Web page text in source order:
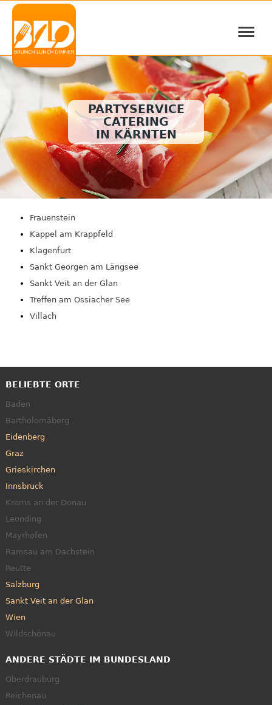
≡
PARTYSERVICE
CATERING
IN KÄRNTEN
Frauenstein
Kappel am Krappfeld
Klagenfurt
Sankt Georgen am Längsee
Sankt Veit an der Glan
Treffen am Ossiacher See
Villach
BELIEBTE ORTE
Baden
Bartholomäberg
Eidenberg
Graz
Grieskirchen
Innsbruck
Krems an der Donau
Leonding
Mayrhofen
Ramsau am Dachstein
Reutte
Salzburg
Sankt Veit an der Glan
Wien
Wildschönau
ANDERE STÄDTE IM BUNDESLAND
Oberdrauburg
Reichenau